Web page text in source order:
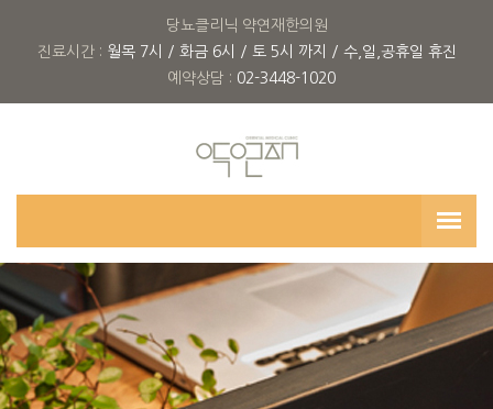
당뇨클리닉 약연재한의원
진료시간 : 월목 7시 / 화금 6시 / 토 5시 까지 / 수,일,공휴일 휴진
예약상담 : 02-3448-1020